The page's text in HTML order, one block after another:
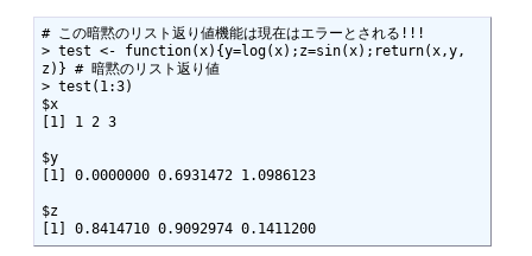
# この暗黙のリスト返り値機能は現在はエラーとされる!!!
> test <- function(x){y=log(x);z=sin(x);return(x,y,
z)} # 暗黙のリスト返り値
> test(1:3)
$x
[1] 1 2 3
$y
[1] 0.0000000 0.6931472 1.0986123
$z
[1] 0.8414710 0.9092974 0.1411200